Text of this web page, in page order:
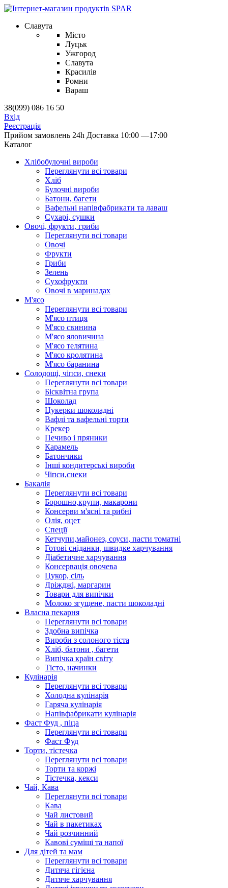
Славута
Місто
Луцьк
Ужгород
Славута
Красилів
Ромни
Вараш
38(099) 086 16 50
Вхід
Реєстрація
Прийом замовлень 24h Доставка 10:00 —17:00
Каталог
Хлібобулочні вироби
Переглянути всі товари
Хліб
Булочні вироби
Батони, багети
Вафельні напівфабрикати та лаваш
Сухарі, сушки
Овочі, фрукти, гриби
Переглянути всі товари
Овочі
Фрукти
Гриби
Зелень
Сухофрукти
Овочі в маринадах
М'ясо
Переглянути всі товари
М'ясо птиця
М'ясо свинина
М'ясо яловичина
М'ясо телятина
М'ясо кролятина
М'ясо баранина
Солодощі, чіпси, снеки
Переглянути всі товари
Бісквітна група
Шоколад
Цукерки шоколадні
Вафлі та вафельні торти
Крекер
Печиво і пряники
Карамель
Батончики
Інші кондитерські вироби
Чіпси,снеки
Бакалія
Переглянути всі товари
Борошно,крупи, макарони
Консерви м'ясні та рибні
Олія, оцет
Спеції
Кетчупи,майонез, соуси, пасти томатні
Готові сніданки, швидке харчування
Діабетичне харчування
Консервація овочева
Цукор, сіль
Дріжджі, маргарин
Товари для випічки
Молоко згущене, пасти шоколадні
Власна пекарня
Переглянути всі товари
Здобна випічка
Вироби з солоного тіста
Хліб, батони , багети
Випічка країн світу
Тісто, начинки
Кулінарія
Переглянути всі товари
Холодна кулінарія
Гаряча кулінарія
Напівфабрикати кулінарія
Фаст Фуд , піца
Переглянути всі товари
Фаст Фуд
Торти, тістечка
Переглянути всі товари
Торти та коржі
Тістечка, кекси
Чай, Кава
Переглянути всі товари
Кава
Чай листовий
Чай в пакетиках
Чай розчинний
Кавові суміші та напої
Для дітей та мам
Переглянути всі товари
Дитяча гігієна
Дитяче харчування